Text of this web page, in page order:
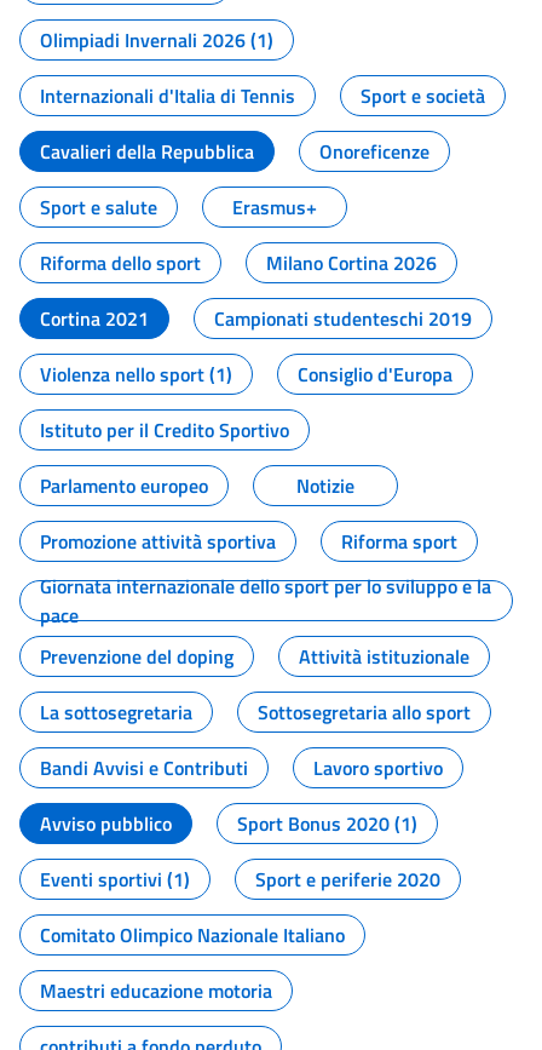
Olimpiadi Invernali 2026 (1)
Internazionali d'Italia di Tennis
Sport e società
Cavalieri della Repubblica
Onoreficenze
Sport e salute
Erasmus+
Riforma dello sport
Milano Cortina 2026
Cortina 2021
Campionati studenteschi 2019
Violenza nello sport (1)
Consiglio d'Europa
Istituto per il Credito Sportivo
Parlamento europeo
Notizie
Promozione attività sportiva
Riforma sport
Giornata internazionale dello sport per lo sviluppo e la
pace
Prevenzione del doping
Attività istituzionale
La sottosegretaria
Sottosegretaria allo sport
Bandi Avvisi e Contributi
Lavoro sportivo
Avviso pubblico
Sport Bonus 2020 (1)
Eventi sportivi (1)
Sport e periferie 2020
Comitato Olimpico Nazionale Italiano
Maestri educazione motoria